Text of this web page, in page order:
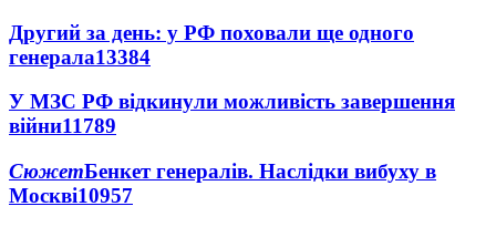
Другий за день: у РФ поховали ще одного
генерала13384
У МЗС РФ відкинули можливість завершення
війни11789
СюжетБенкет генералів. Наслідки вибуху в
Москві10957